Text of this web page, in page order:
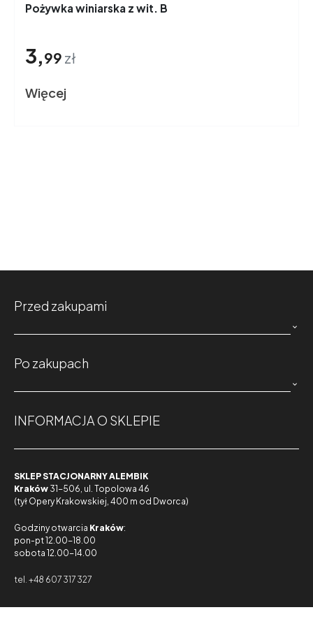
Pożywka winiarska z wit. B
3,99 zł
Więcej
Przed zakupami

Po zakupach

INFORMACJA O SKLEPIE
SKLEP STACJONARNY ALEMBIK
Kraków 31-506, ul. Topolowa 46
(tył Opery Krakowskiej, 400 m od Dworca)
Godziny otwarcia Kraków:
pon-pt 12.00-18.00
sobota 12.00-14.00
tel. +48 607 317 327